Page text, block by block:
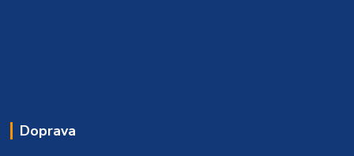
Doprava